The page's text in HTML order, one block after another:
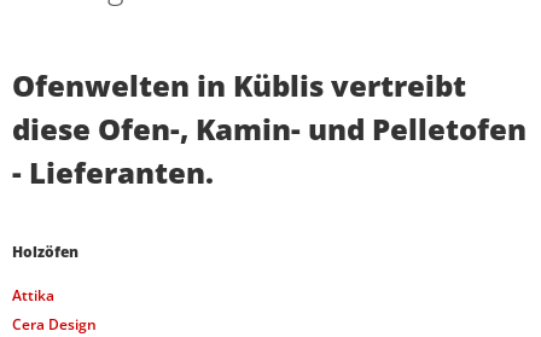
Ofenwelten in Küblis vertreibt
diese Ofen-, Kamin- und Pelletofen
- Lieferanten.
Holzöfen
Attika
Cera Design